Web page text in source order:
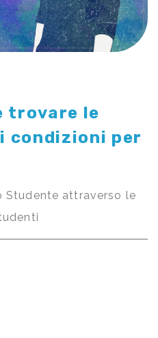
trovare le
condizioni per
Studente attraverso le